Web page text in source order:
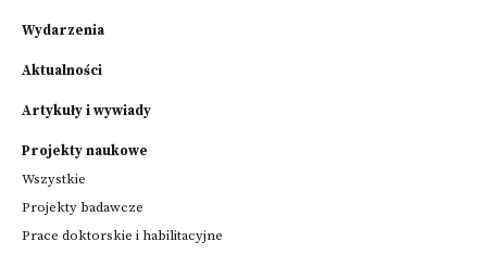
Wydarzenia
Aktualności
Artykuły i wywiady
Projekty naukowe
Wszystkie
Projekty badawcze
Prace doktorskie i habilitacyjne